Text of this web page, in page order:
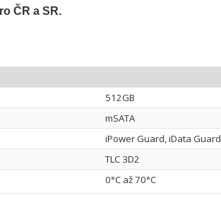
ČR a SR.
512GB
mSATA
iPower Guard, iData Guard
TLC 3D2
0°C až 70°C